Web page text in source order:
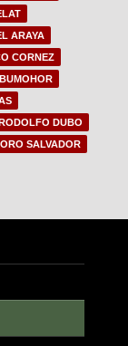
ARAYA
CORNEZ
DUBO
SALVADOR